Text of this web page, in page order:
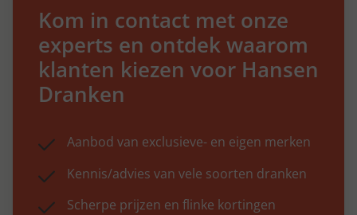
Kom in contact met onze
experts en ontdek waarom
klanten kiezen voor Hansen
Dranken
Aanbod van exclusieve- en eigen merken
Kennis/advies van vele soorten dranken
Scherpe prijzen en flinke kortingen